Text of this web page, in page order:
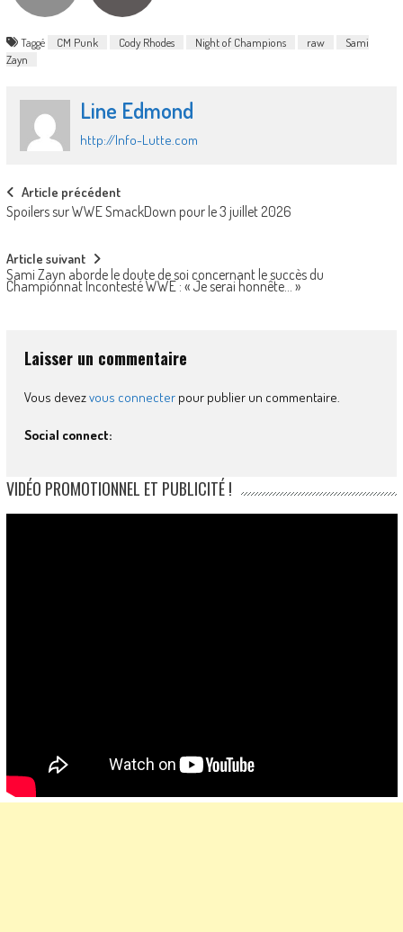
Taggé CM Punk Cody Rhodes Night of Champions raw
Sami
Zayn
Line Edmond
http://Info-Lutte.com
Post
navigation
Article précédent
Spoilers sur WWE SmackDown pour le 3 juillet 2026
Article suivant
Sami Zayn aborde le doute de soi concernant le succès du
Championnat Incontesté WWE : « Je serai honnête… »
Laisser un commentaire
Vous devezvous connecterpour publier un commentaire.
Social connect:
VIDÉO PROMOTIONNEL ET PUBLICITÉ !